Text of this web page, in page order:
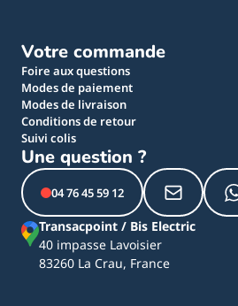
Votre commande
Foire aux questions
Modes de paiement
Modes de livraison
Conditions de retour
Suivi colis
Une question ?
04 76 45 59 12
Transacpoint / Bis Electric
40 impasse Lavoisier
83260 La Crau, France